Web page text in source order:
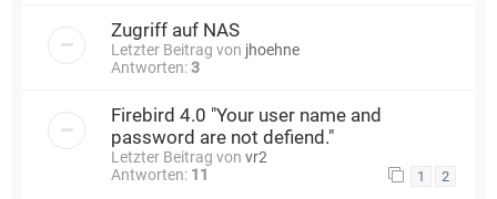
Zugriff auf NAS
Letzter Beitrag von jhoehne
Antworten:3
Firebird 4.0 "Your user name and
password are not defiend."
Letzter Beitrag von vr2
Antworten: 11 1 2